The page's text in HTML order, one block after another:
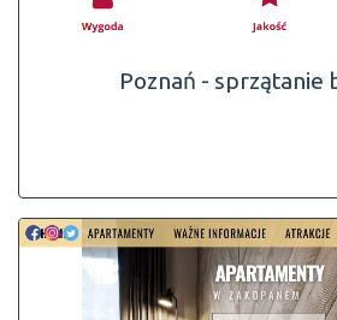
Poznań - sprzątanie